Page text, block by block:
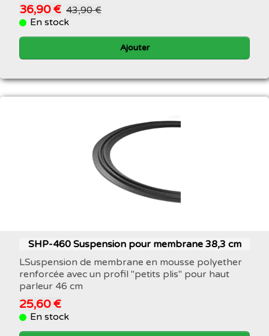
36,90 € 43,90 €
En stock
Ajouter
SHP-460 Suspension pour membrane 38,3 cm
LSuspension de membrane en mousse polyether
renforcée avec un profil "petits plis" pour haut
parleur 46 cm
25,60 €
En stock